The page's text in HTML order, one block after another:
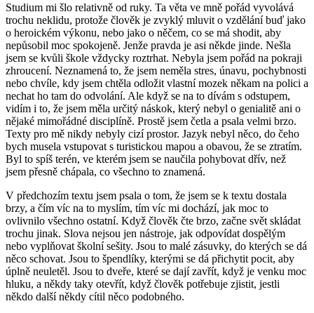
Studium mi šlo relativně od ruky. Ta věta ve mně pořád vyvolává
trochu neklidu, protože člověk je zvyklý mluvit o vzdělání buď jako
o heroickém výkonu, nebo jako o něčem, co se má shodit, aby
nepůsobil moc spokojeně. Jenže pravda je asi někde jinde. Nešla
jsem se kvůli škole vždycky roztrhat. Nebyla jsem pořád na pokraji
zhroucení. Neznamená to, že jsem neměla stres, únavu, pochybnosti
nebo chvíle, kdy jsem chtěla odložit vlastní mozek někam na polici a
nechat ho tam do odvolání. Ale když se na to dívám s odstupem,
vidím i to, že jsem měla určitý náskok, který nebyl o genialitě ani o
nějaké mimořádné disciplíně. Prostě jsem četla a psala velmi brzo.
Texty pro mě nikdy nebyly cizí prostor. Jazyk nebyl něco, do čeho
bych musela vstupovat s turistickou mapou a obavou, že se ztratím.
Byl to spíš terén, ve kterém jsem se naučila pohybovat dřív, než
jsem přesně chápala, co všechno to znamená.
V předchozím textu jsem psala o tom, že jsem se k textu dostala
brzy, a čím víc na to myslím, tím víc mi dochází, jak moc to
ovlivnilo všechno ostatní. Když člověk čte brzo, začne svět skládat
trochu jinak. Slova nejsou jen nástroje, jak odpovídat dospělým
nebo vyplňovat školní sešity. Jsou to malé zásuvky, do kterých se dá
něco schovat. Jsou to špendlíky, kterými se dá přichytit pocit, aby
úplně neuletěl. Jsou to dveře, které se dají zavřít, když je venku moc
hluku, a někdy taky otevřít, když člověk potřebuje zjistit, jestli
někdo další někdy cítil něco podobného.